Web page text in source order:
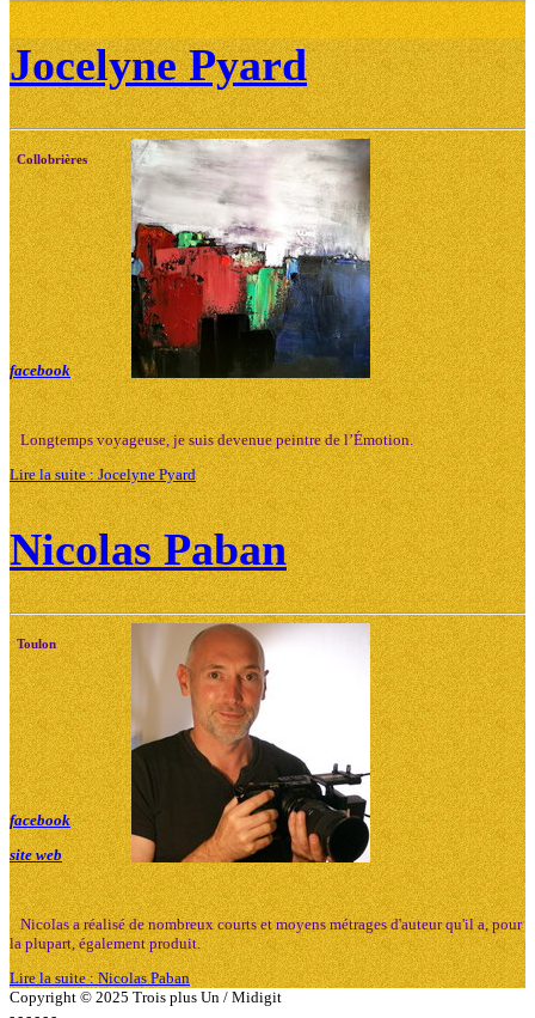
Jocelyne Pyard
Collobrières
facebook
Longtemps voyageuse, je suis devenue peintre de l’Émotion.
Lire la suite : Jocelyne Pyard
Nicolas Paban
Toulon
facebook
site web
Nicolas a réalisé de nombreux courts et moyens métrages d'auteur qu'il a, pour
la plupart, également produit.
Lire la suite : Nicolas Paban
Copyright © 2025 Trois plus Un / Midigit